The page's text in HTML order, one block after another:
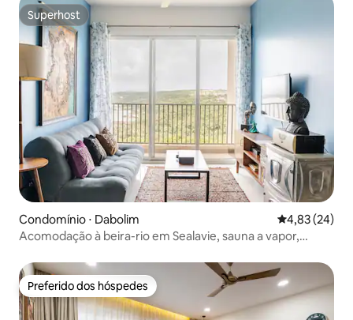
Superhost
Superhost
Condomínio ⋅ Dabolim 4,83 de uma
4,83 (24)
Acomodação à beira-rio em Sealavie, sauna a vapor,
Preferido dos hóspedes
Preferido dos hóspedes